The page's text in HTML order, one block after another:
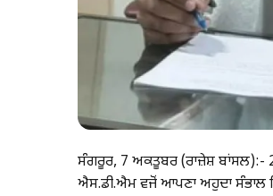
ਸੰਗਰੂਰ, 7 ਅਕਤੂਬਰ (ਰਾਜ਼ੇਸ਼ ਬਾਂਸਲ):-
ਐਸ.ਡੀ.ਐਮ ਵਜੋਂ ਆਪਣਾ ਅਹੁਦਾ ਸੰਭਾਲ